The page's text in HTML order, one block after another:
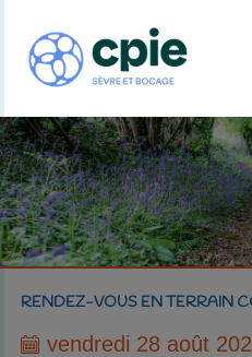
RENDEZ-VOUS EN TERRAIN
vendredi 28 août